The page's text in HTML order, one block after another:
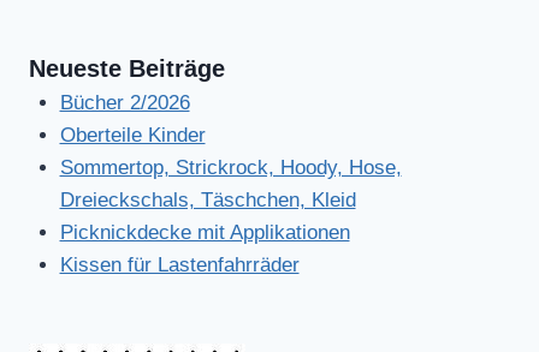
Neueste Beiträge
Bücher 2/2026
Oberteile Kinder
Sommertop, Strickrock, Hoody, Hose,
Dreieckschals, Täschchen, Kleid
Picknickdecke mit Applikationen
Kissen für Lastenfahrräder